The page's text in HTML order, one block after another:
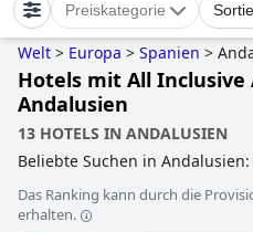
Preiskategorie
Welt > Europa > Spanien >
Hotels mit All Inclusive
Andalusien
13 HOTELS IN ANDALUSIEN
Beliebte Suchen in Andalusien:
kleine hotels,yoga hotels ,
angeboten
Das Ranking kann durch die
erhalten.